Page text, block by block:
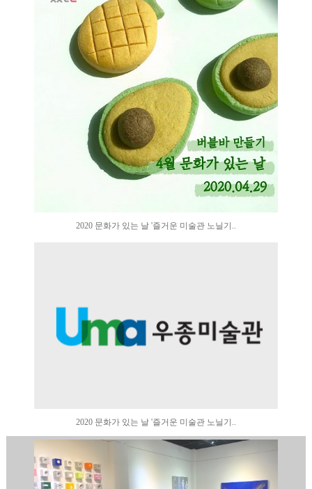
2020 문화가 있는 날 '즐거운 미술관 노닐기..
2020 문화가 있는 날 '즐거운 미술관 노닐기..